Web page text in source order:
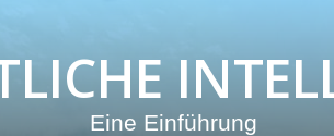
Eine Einführung